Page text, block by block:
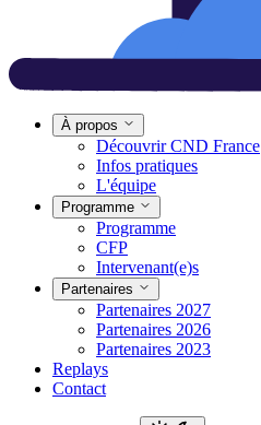
À propos
Découvrir CND France
Infos pratiques
L'équipe
Programme
Programme
CFP
Intervenant(e)s
Partenaires
Partenaires 2027
Partenaires 2026
Partenaires 2023
Replays
Contact